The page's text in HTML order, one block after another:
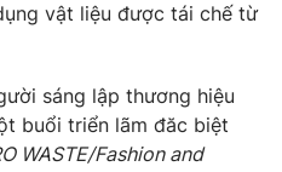
vật liệu được tái chế từ
sáng lập thương hiệu
buổi triển lãm đăc biệt
WASTE/Fashion and